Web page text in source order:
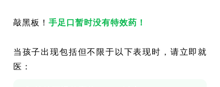
敲黑板！ 手足口暂时没有特效药！
当孩子出现包括但不限于以下表现时，请立即就
医：